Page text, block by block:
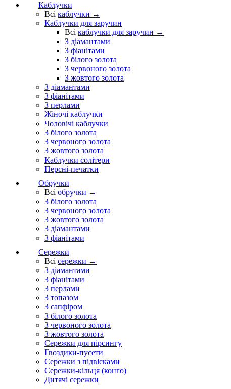
Каблучки
Всі каблучки →
Каблучки для заручин
Всі каблучки для заручин →
З діамантами
З фіанітами
З білого золота
З червоного золота
З жовтого золота
З діамантами
З фіанітами
З перлами
Жіночі каблучки
Чоловічі каблучки
З білого золота
З червоного золота
З жовтого золота
Каблучки солітери
Персні-печатки
Обручки
Всі обручки →
З білого золота
З червоного золота
З жовтого золота
З діамантами
З фіанітами
Сережки
Всі сережки →
З діамантами
З фіанітами
З перлами
З топазом
З сапфіром
З білого золота
З червоного золота
З жовтого золота
Сережки для пірсингу
Гвоздики-пусети
Сережки з підвісками
Сережки-кільця (конго)
Дитячі сережки